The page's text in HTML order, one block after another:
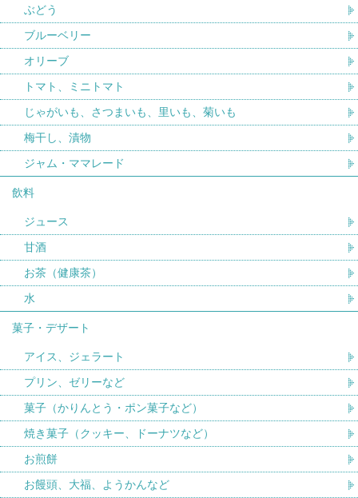
ぶどう
ブルーベリー
オリーブ
トマト、ミニトマト
じゃがいも、さつまいも、里いも、菊いも
梅干し、漬物
ジャム・ママレード
飲料
ジュース
甘酒
お茶（健康茶）
水
菓子・デザート
アイス、ジェラート
プリン、ゼリーなど
菓子（かりんとう・ポン菓子など）
焼き菓子（クッキー、ドーナツなど）
お煎餅
お饅頭、大福、ようかんなど